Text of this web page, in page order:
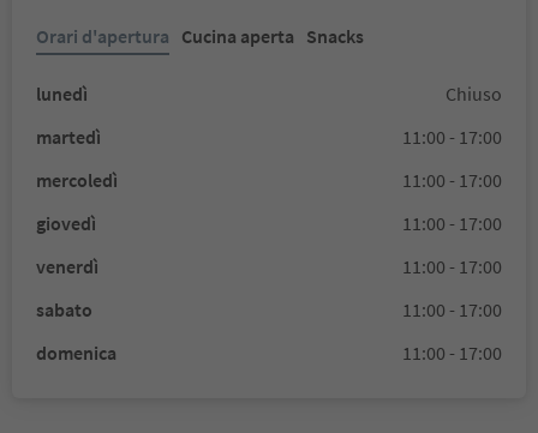
Orari d'apertura Cucina aperta Snacks
lunedì
Chiuso
martedì
11:00 - 17:00
mercoledì
11:00 - 17:00
giovedì
11:00 - 17:00
venerdì
11:00 - 17:00
sabato
11:00 - 17:00
domenica
11:00 - 17:00